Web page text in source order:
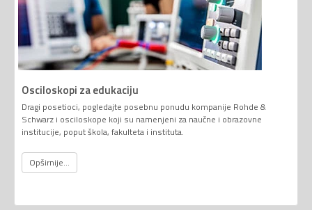
Osciloskopi za edukaciju
Dragi posetioci, pogledajte posebnu ponudu kompanije Rohde &
Schwarz i osciloskope koji su namenjeni za naučne i obrazovne
institucije, poput škola, fakulteta i instituta.
Opširnije...